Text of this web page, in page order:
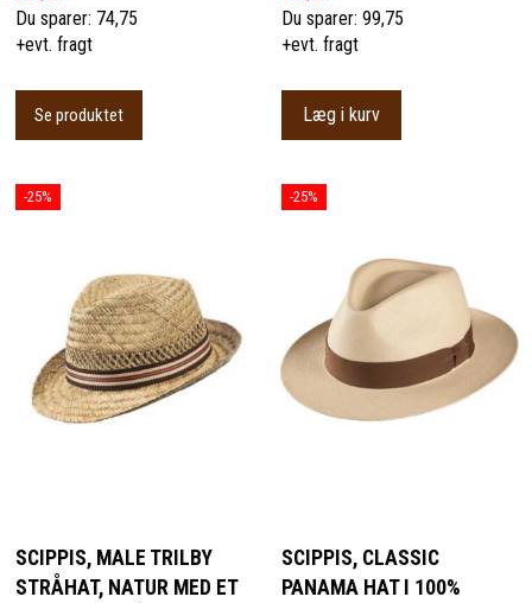
Du sparer: 74,75
+evt. fragt
Se produktet
Du sparer: 99,75
+evt. fragt
Læg i kurv
-25%
SCIPPIS, MALE TRILBY
STRÅHAT, NATUR MED ET
-25%
SCIPPIS, CLASSIC
PANAMA HAT I 100%